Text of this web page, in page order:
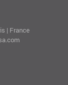
| France